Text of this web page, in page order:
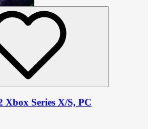
Xbox Series X/S, PC